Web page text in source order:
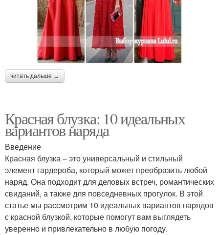
читать дальше →
Красная блузка: 10 идеальных
вариантов наряда
Введение
Красная блузка – это универсальный и стильный
элемент гардероба, который может преобразить любой
наряд. Она подходит для деловых встреч, романтических
свиданий, а также для повседневных прогулок. В этой
статье мы рассмотрим 10 идеальных вариантов нарядов
с красной блузкой, которые помогут вам выглядеть
уверенно и привлекательно в любую погоду.